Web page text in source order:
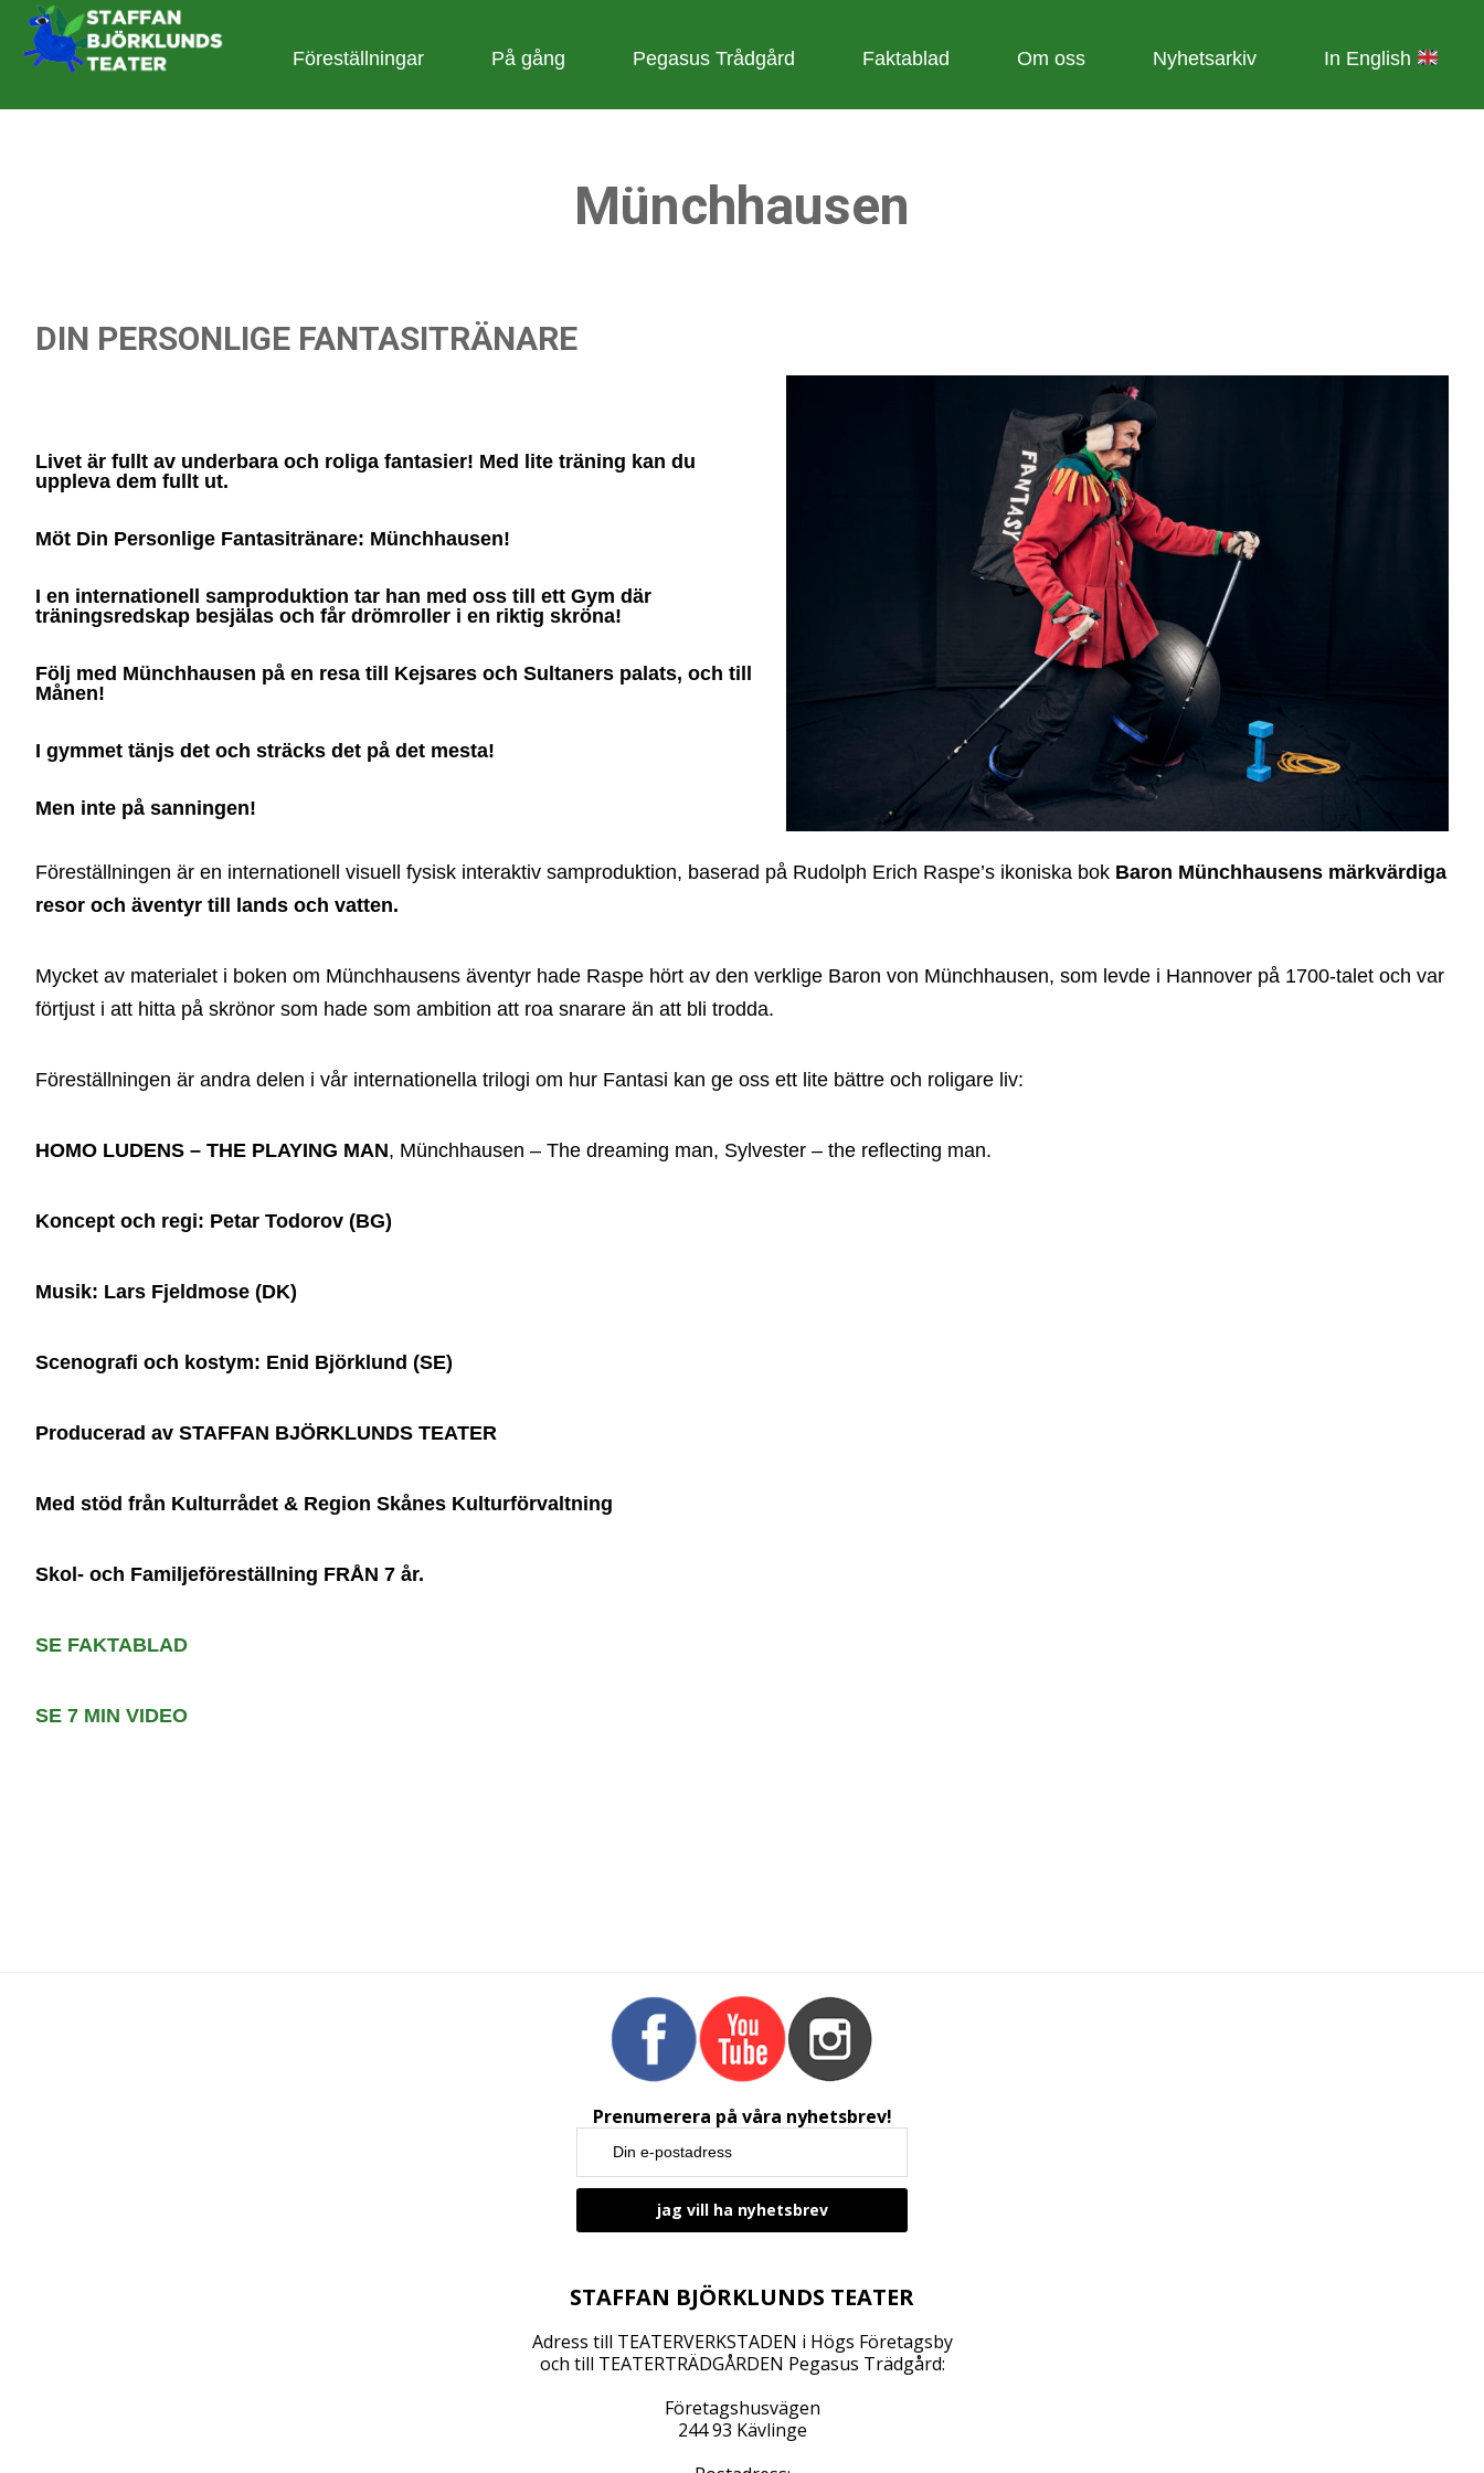
Föreställningar På gång Pegasus Trådgård Faktablad Om oss Nyhetsarkiv In English
Münchhausen
DIN PERSONLIGE FANTASITRÄNARE
Livet är fullt av underbara och roliga fantasier! Med lite träning kan du
uppleva dem fullt ut.
Möt Din Personlige Fantasitränare: Münchhausen!
I en internationell samproduktion tar han med oss till ett Gym där
träningsredskap besjälas och får drömroller i en riktig skröna!
Följ med Münchhausen på en resa till Kejsares och Sultaners palats, och till
Månen!
I gymmet tänjs det och sträcks det på det mesta!
Men inte på sanningen!
Föreställningen är en internationell visuell fysisk interaktiv samproduktion, baserad på Rudolph Erich Raspe’s ikoniska bok Baron Münchhausens märkvärdiga
resor och äventyr till lands och vatten.
Mycket av materialet i boken om Münchhausens äventyr hade Raspe hört av den verklige Baron von Münchhausen, som levde i Hannover på 1700-talet och var
förtjust i att hitta på skrönor som hade som ambition att roa snarare än att bli trodda.
Föreställningen är andra delen i vår internationella trilogi om hur Fantasi kan ge oss ett lite bättre och roligare liv:
HOMO LUDENS – THE PLAYING MAN, Münchhausen – The dreaming man, Sylvester – the reflecting man.
Koncept och regi: Petar Todorov (BG)
Musik: Lars Fjeldmose (DK)
Scenografi och kostym: Enid Björklund (SE)
Producerad av STAFFAN BJÖRKLUNDS TEATER
Med stöd från Kulturrådet & Region Skånes Kulturförvaltning
Skol- och Familjeföreställning FRÅN 7 år.
SE FAKTABLAD
SE 7 MIN VIDEO
Prenumerera på våra nyhetsbrev!
STAFFAN BJÖRKLUNDS TEATER
Adress till TEATERVERKSTADEN i Högs Företagsby
och till TEATERTRÄDGÅRDEN Pegasus Trädgård:
Företagshusvägen
244 93 Kävlinge